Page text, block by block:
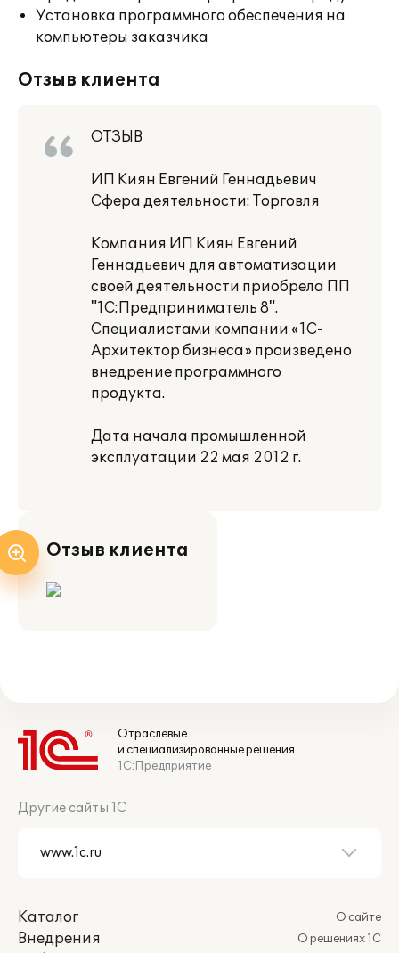
Установка программного обеспечения на
компьютеры заказчика
Отзыв клиента
ОТЗЫВ
ИП Киян Евгений Геннадьевич
Сфера деятельности: Торговля
Компания ИП Киян Евгений
Геннадьевич для автоматизации
своей деятельности приобрела ПП
"1С:Предприниматель 8".
Специалистами компании «1С-
Архитектор бизнеса» произведено
внедрение программного
продукта.
Дата начала промышленной
эксплуатации 22 мая 2012 г.
Отзыв клиента
Отраслевые
и специализированные решения
1С:Предприятие
Другие сайты 1С
Каталог
Внедрения
О сайте
О решениях 1С